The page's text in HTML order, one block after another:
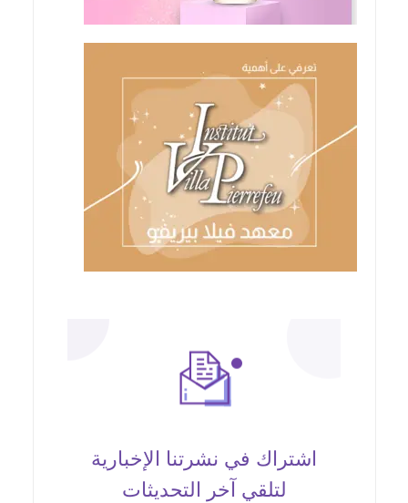
اشتراك في نشرتنا الإخبارية
لتلقي آخر التحديثات